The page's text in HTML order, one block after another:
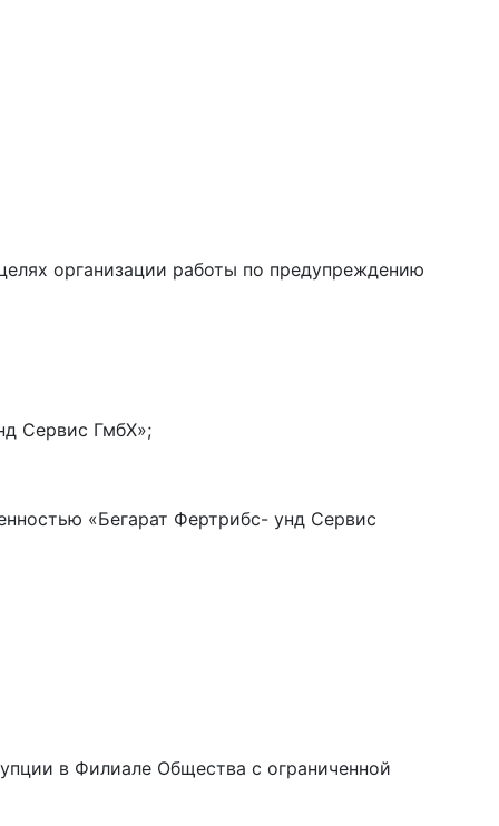
организации работы по предупреждению
Сервис ГмбХ»;
«Бегарат Фертрибс- унд Сервис
в Филиале Общества с ограниченной